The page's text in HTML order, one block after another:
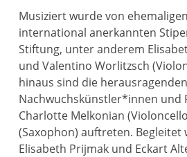
Musiziert wurde von
international anerkannten
Stiftung, unter anderem
und Valentino Worlitzsch
hinaus sind die
Nachwuchskünstler*innen und
Charlotte Melkonian
(Saxophon) auftreten. Begleitet
Elisabeth Prijmak und Eckart